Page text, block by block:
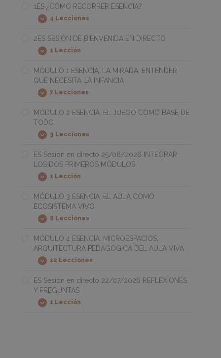
A
ESTE
CAMINO
FORMACIÓN!
1ES ¿CÓMO RECORRER ESENCIA?
Expandir
1ES
RECORRER
4 Lecciones
2ES SESIÓN DE BIENVENIDA EN DIRECTO
Expandir
2ES
DE
BIENVENIDA
EN
DIRECTO
1 Lección
MÓDULO 1 ESENCIA. LA MIRADA, ENTENDER
QUÉ NECESITA LA INFANCIA
Expandir
MÓDULO
ESENCIA.
MIRADA,
ENTENDER
QUÉ
LA
INFANCIA
7 Lecciones
MÓDULO 2 ESENCIA. EL JUEGO COMO BASE DE
TODO
Expandir
MÓDULO
ESENCIA.
JUEGO
COMO
BASE
TODO
9 Lecciones
ES Sesión en directo 25/06/2026 INTEGRAR
LOS DOS PRIMEROS MÓDULOS
Expandir
ES
en
25/06/2026
INTEGRAR
LOS
PRIMEROS
MÓDULOS
1 Lección
MÓDULO 3 ESENCIA. EL AULA COMO
ECOSISTEMA VIVO
Expandir
MÓDULO
ESENCIA.
AULA
COMO
ECOSISTEMA
8 Lecciones
MÓDULO 4 ESENCIA. MICROESPACIOS,
ARQUITECTURA PEDAGÓGICA DEL AULA VIVA
Expandir
MÓDULO
ESENCIA.
ARQUITECTURA
PEDAGÓGICA
DEL
12 Lecciones
ES Sesión en directo 22/07/2026 REFLEXIONES
Y PREGUNTAS
Expandir
ES
1 Lección